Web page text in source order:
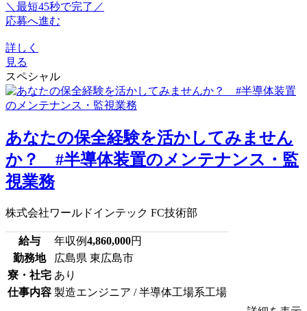
＼最短45秒で完了／
応募へ進む
詳しく
見る
スペシャル
あなたの保全経験を活かしてみません
か？ #半導体装置のメンテナンス・監
視業務
株式会社ワールドインテック FC技術部
給与 年収例4,860,000円
勤務地
広島県 東広島市
寮・社宅 あり
仕事内容 製造エンジニア / 半導体工場系工場